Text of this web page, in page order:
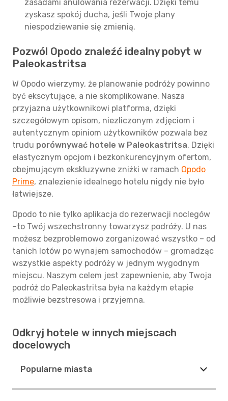
zasadami anulowania rezerwacji. Dzięki temu
zyskasz spokój ducha, jeśli Twoje plany
niespodziewanie się zmienią.
Pozwól Opodo znaleźć idealny pobyt w
Paleokastritsa
W Opodo wierzymy, że planowanie podróży powinno
być ekscytujące, a nie skomplikowane. Nasza
przyjazna użytkownikowi platforma, dzięki
szczegółowym opisom, niezliczonym zdjęciom i
autentycznym opiniom użytkowników pozwala bez
trudu porównywać hotele w Paleokastritsa. Dzięki
elastycznym opcjom i bezkonkurencyjnym ofertom,
obejmującym ekskluzywne zniżki w ramach Opodo
Prime, znalezienie idealnego hotelu nigdy nie było
łatwiejsze.
Opodo to nie tylko aplikacja do rezerwacji noclegów
–to Twój wszechstronny towarzysz podróży. U nas
możesz bezproblemowo zorganizować wszystko – od
tanich lotów po wynajem samochodów – gromadząc
wszystkie aspekty podróży w jednym wygodnym
miejscu. Naszym celem jest zapewnienie, aby Twoja
podróż do Paleokastritsa była na każdym etapie
możliwie bezstresowa i przyjemna.
Odkryj hotele w innych miejscach
docelowych
Popularne miasta